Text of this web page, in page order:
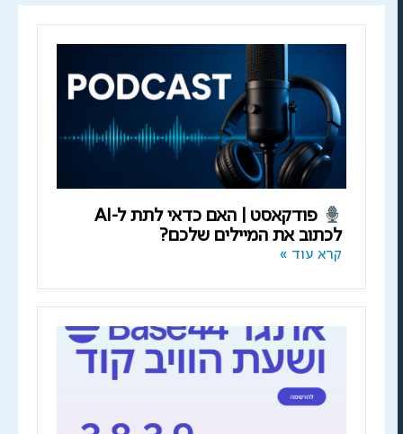
פודקאסט | האם כדאי לתת ל-AI
לכתוב את המיילים שלכם?
קרא עוד »